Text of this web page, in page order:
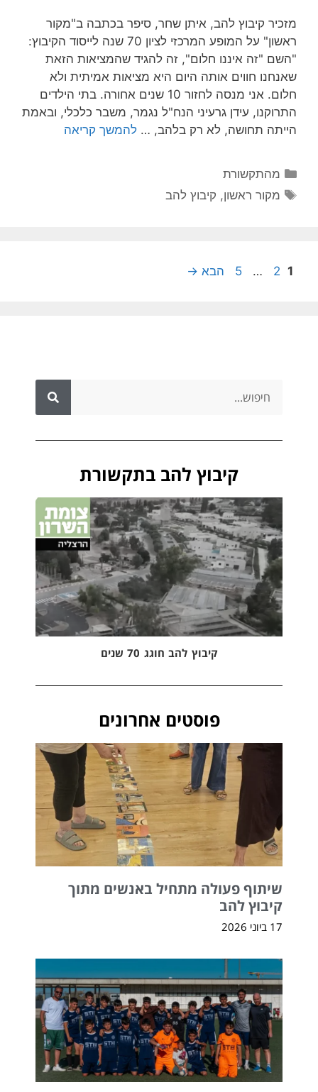
מזכיר קיבוץ להב, איתן שחר, סיפר בכתבה ב"מקור
ראשון" על המופע המרכזי לציון 70 שנה לייסוד הקיבוץ:
"השם "זה איננו חלום", זה להגיד שהמציאות הזאת
שאנחנו חווים אותה היום היא מציאות אמיתית ולא
חלום. אני מנסה לחזור 10 שנים אחורה. בתי הילדים
התרוקנו, עידן גרעיני הנח"ל נגמר, משבר כלכלי, ובאמת
הייתה תחושה, לא רק בלהב, … להמשך קריאה
מהתקשורת
מקור ראשון, קיבוץ להב
1
2
…
5 הבא →
קיבוץ להב בתקשורת
קיבוץ להב חוגג 70 שנים
פוסטים אחרונים
שיתוף פעולה מתחיל באנשים מתוך
קיבוץ להב
17 ביוני 2026